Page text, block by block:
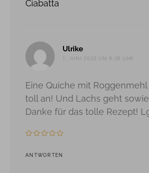
Ciabatta
Ulrikesagt:
1. JUNI 2023 UM 9:28 UHR
Eine Quiche mit
toll an! Und Lachs geht
Danke für das tolle Rezept!
ANTWORTEN